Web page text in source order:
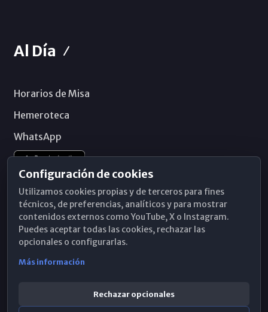
Al Día
Horarios de Misa
Hemeroteca
WhatsApp
Configuración de cookies
Utilizamos cookies propias y de terceros para fines
técnicos, de preferencias, analíticos y para mostrar
contenidos externos como YouTube, X o Instagram.
Puedes aceptar todas las cookies, rechazar las
opcionales o configurarlas.
Más información
Rechazar opcionales